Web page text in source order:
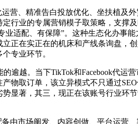
、精准告白投放优化、坐扶植及
行业的专属营销模子取策略，支撑
适配、有保障”。这种生态化办事
正在实正在的机床和产线条询盘，
专业环节。
。当下TikTok和Facebook代运营
物取订单，该立异模式不只通过
显著，其三，现正在该账号行业环
市场阐发、内容创做、平台运营、